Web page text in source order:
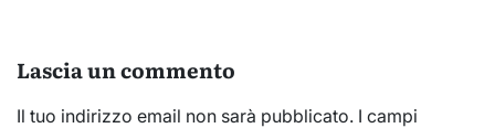
Lascia un commento
Il tuo indirizzo email non sarà pubblicato. I campi